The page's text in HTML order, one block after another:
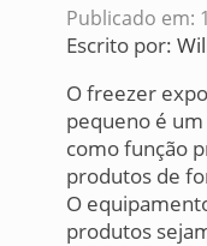
Publicado em:
Escrito por:
O freezer
pequeno é
como função
produtos de
O
produtos